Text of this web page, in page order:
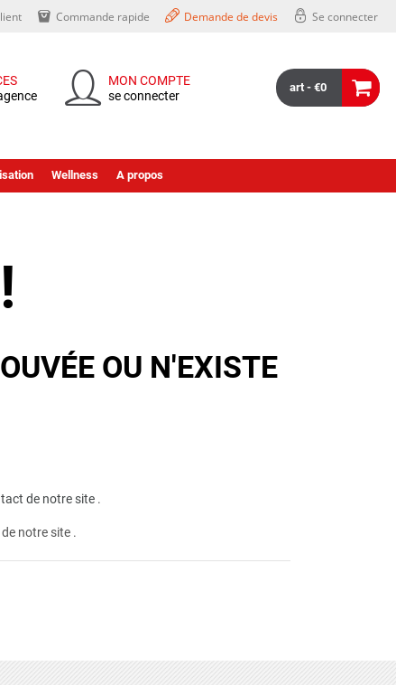
Commande rapide Demande de devis Se connecter
MON COMPTE
se connecter
art - €0
Wellness A propos
OU N'EXISTE
de notre site.
de notre site .